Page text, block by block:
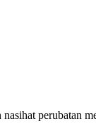
perubatan